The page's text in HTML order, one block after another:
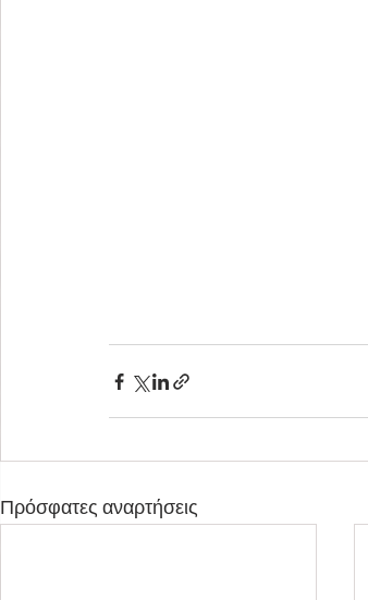
Πρόσφατες αναρτήσεις